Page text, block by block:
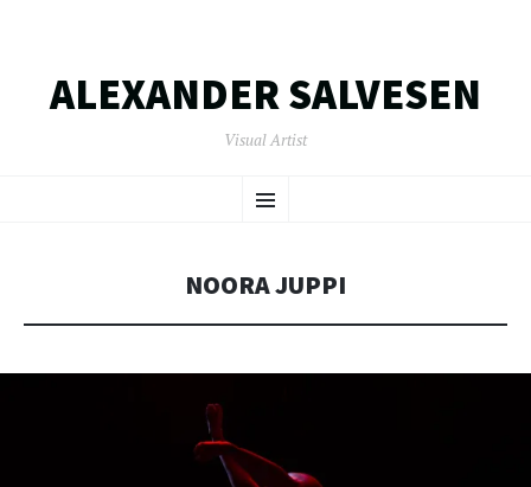
ALEXANDER SALVESEN
Visual Artist
Menu
TO
NOORA JUPPI